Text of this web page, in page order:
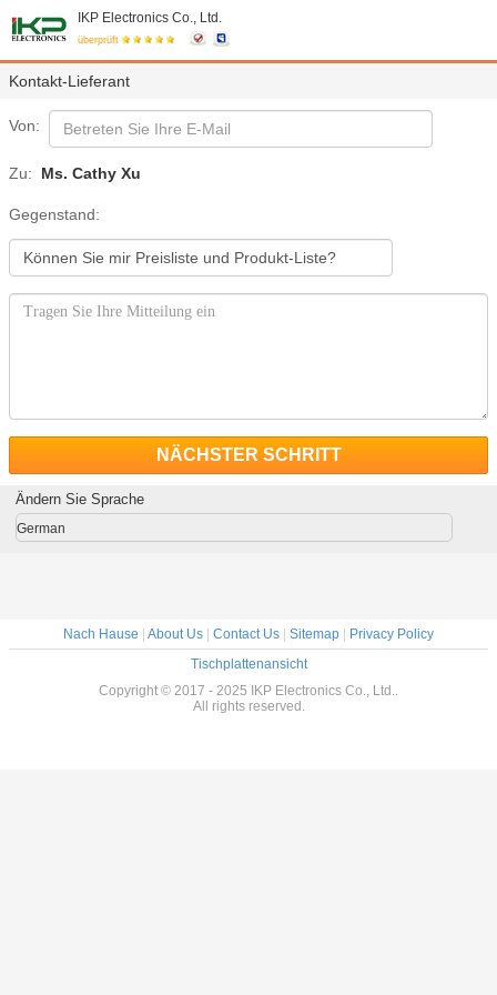
IKP Electronics Co., Ltd.
überprüft
Kontakt-Lieferant
Von:
Zu: Ms. Cathy Xu
Gegenstand:
NÄCHSTER SCHRITT
Ändern Sie Sprache
German
Nach Hause About Us Contact Us Sitemap
Privacy Policy
Tischplattenansicht
Copyright © 2017 - 2025 IKP Electronics Co., Ltd..
All rights reserved.